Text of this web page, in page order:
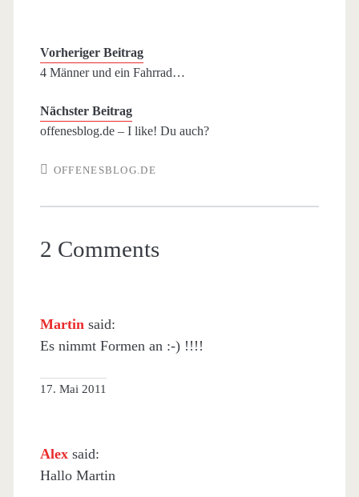
Vorheriger Beitrag
4 Männer und ein Fahrrad…
Nächster Beitrag
offenesblog.de – I like! Du auch?
OFFENESBLOG.DE
2 Comments
Martin said:
Es nimmt Formen an :-) !!!!
17. Mai 2011
Alex said:
Hallo Martin